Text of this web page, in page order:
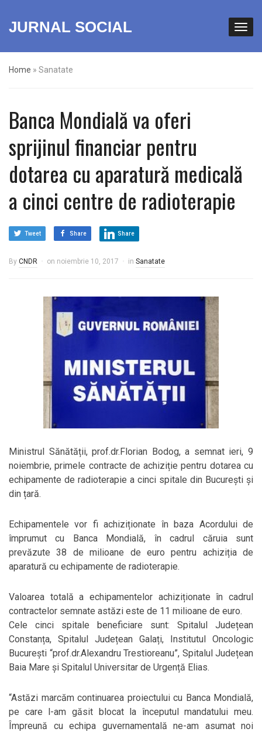
JURNAL SOCIAL
Home » Sanatate
Banca Mondială va oferi
sprijinul financiar pentru
dotarea cu aparatură medicală
a cinci centre de radioterapie
Tweet Share Share
By CNDR on noiembrie 10, 2017 in Sanatate
Ministrul Sănătății, prof.dr.Florian Bodog, a semnat ieri, 9
noiembrie, primele contracte de achiziție pentru dotarea cu
echipamente de radioterapie a cinci spitale din București și
din țară.
Echipamentele vor fi achiziționate în baza Acordului de
împrumut cu Banca Mondială, în cadrul căruia sunt
prevăzute 38 de milioane de euro pentru achiziția de
aparatură cu echipamente de radioterapie.
Valoarea totală a echipamentelor achiziționate în cadrul
contractelor semnate astăzi este de 11 milioane de euro.
Cele cinci spitale beneficiare sunt: Spitalul Județean
Constanța, Spitalul Județean Galați, Institutul Oncologic
București “prof.dr.Alexandru Trestioreanu”, Spitalul Județean
Baia Mare și Spitalul Universitar de Urgență Elias.
“Astăzi marcăm continuarea proiectului cu Banca Mondială,
pe care l-am găsit blocat la începutul mandatului meu.
Împreună cu echipa guvernamentală ne-am asumat noi